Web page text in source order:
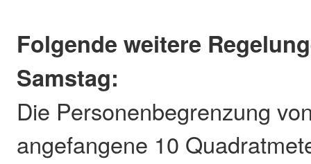
Folgende weitere
Samstag:
Die Personenbegrenzung
angefangene 10